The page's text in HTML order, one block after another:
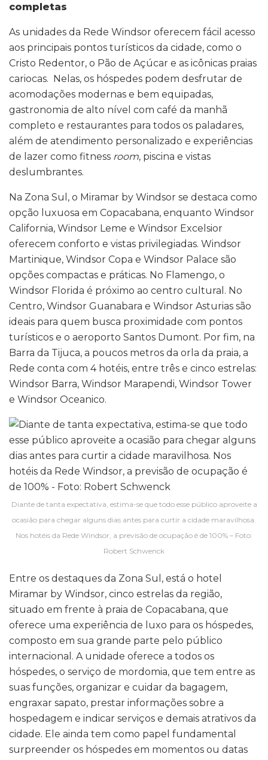
completas
As unidades da Rede Windsor oferecem fácil acesso
aos principais pontos turísticos da cidade, como o
Cristo Redentor, o Pão de Açúcar e as icônicas praias
cariocas. Nelas, os hóspedes podem desfrutar de
acomodações modernas e bem equipadas,
gastronomia de alto nível com café da manhã
completo e restaurantes para todos os paladares,
além de atendimento personalizado e experiências
de lazer como fitness room, piscina e vistas
deslumbrantes.
Na Zona Sul, o Miramar by Windsor se destaca como
opção luxuosa em Copacabana, enquanto Windsor
California, Windsor Leme e Windsor Excelsior
oferecem conforto e vistas privilegiadas. Windsor
Martinique, Windsor Copa e Windsor Palace são
opções compactas e práticas. No Flamengo, o
Windsor Florida é próximo ao centro cultural. No
Centro, Windsor Guanabara e Windsor Asturias são
ideais para quem busca proximidade com pontos
turísticos e o aeroporto Santos Dumont. Por fim, na
Barra da Tijuca, a poucos metros da orla da praia, a
Rede conta com 4 hotéis, entre três e cinco estrelas:
Windsor Barra, Windsor Marapendi, Windsor Tower
e Windsor Oceanico.
Diante de tanta expectativa, estima-se que todo esse público aproveite a
ocasião para chegar alguns dias antes para curtir a cidade maravilhosa.
Nos hotéis da Rede Windsor, a previsão de ocupação é de 100% – Foto:
Robert Schwenck
Entre os destaques da Zona Sul, está o hotel
Miramar by Windsor, cinco estrelas da região,
situado em frente à praia de Copacabana, que
oferece uma experiência de luxo para os hóspedes,
composto em sua grande parte pelo público
internacional. A unidade oferece a todos os
hóspedes, o serviço de mordomia, que tem entre as
suas funções, organizar e cuidar da bagagem,
engraxar sapato, prestar informações sobre a
hospedagem e indicar serviços e demais atrativos da
cidade. Ele ainda tem como papel fundamental
surpreender os hóspedes em momentos ou datas